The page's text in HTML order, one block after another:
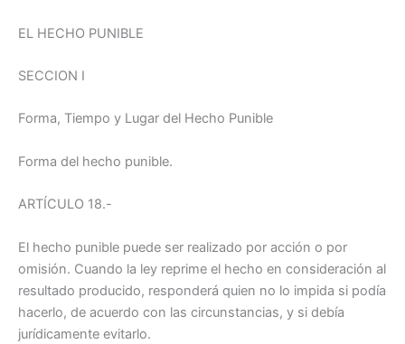
EL HECHO PUNIBLE
SECCION I
Forma, Tiempo y Lugar del Hecho Punible
Forma del hecho punible.
ARTÍCULO 18.-
El hecho punible puede ser realizado por acción o por
omisión. Cuando la ley reprime el hecho en consideración al
resultado producido, responderá quien no lo impida si podía
hacerlo, de acuerdo con las circunstancias, y si debía
jurídicamente evitarlo.